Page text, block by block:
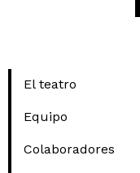
El teatro
Equipo
Colaboradores